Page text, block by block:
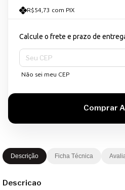
R$54,73 com PIX
Calcule o frete e prazo de
Entregas para o CEP:
Não sei meu CEP
Descrição Ficha Técnica
Descricao